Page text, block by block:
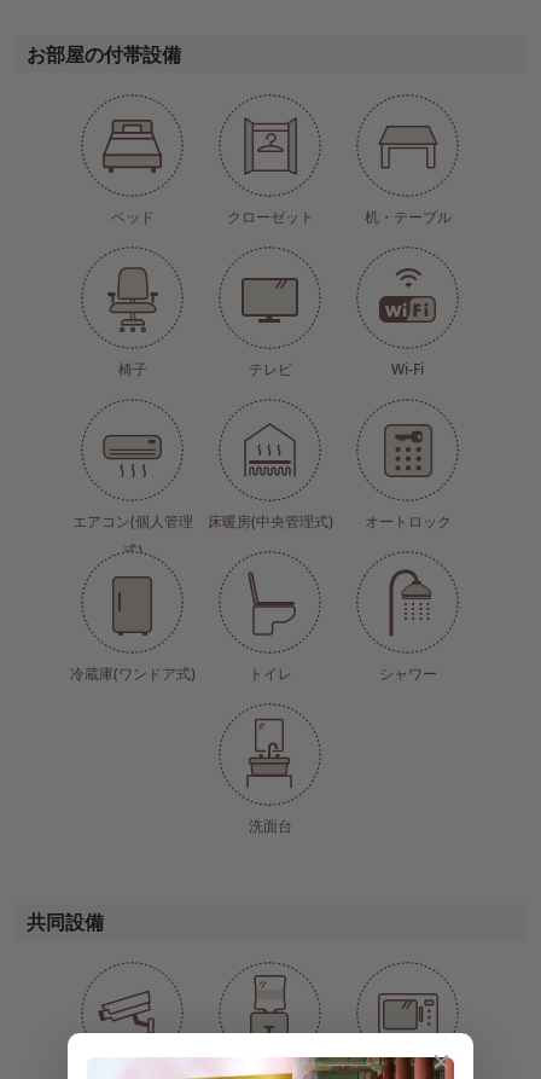
お部屋の付帯設備
ベッド クローゼット 机・テーブル
椅子 テレビ Wi-Fi
エアコン(個人管理
式)
床暖房(中央管理式) オートロック
冷蔵庫(ワンドア式) トイレ シャワー
洗面台
共同設備
✕